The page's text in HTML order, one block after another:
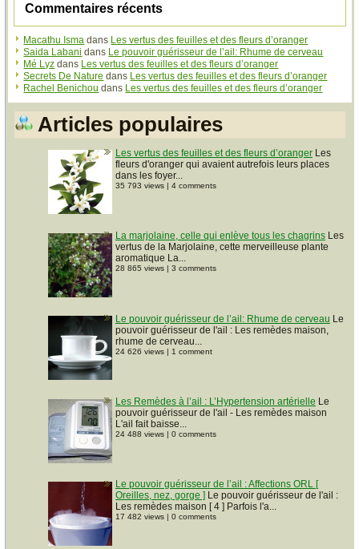
Commentaires récents
Macathu Isma dans Les vertus des feuilles et des fleurs d’oranger
Saida Labani dans Le pouvoir guérisseur de l’ail: Rhume de cerveau
Mé Lyz dans Les vertus des feuilles et des fleurs d’oranger
Secrets De Nature dans Les vertus des feuilles et des fleurs d’oranger
Rachel Benichou dans Les vertus des feuilles et des fleurs d’oranger
Articles populaires
Les vertus des feuilles et des fleurs d’oranger Les
fleurs d'oranger qui avaient autrefois leurs places
dans les foyer...
35 793 views| 4 comments
La marjolaine, celle qui enlève tous les chagrins Les
vertus de la Marjolaine, cette merveilleuse plante
aromatique La...
28 865 views| 3 comments
Le pouvoir guérisseur de l’ail: Rhume de cerveau Le
pouvoir guérisseur de l'ail : Les remèdes maison,
rhume de cerveau...
24 626 views| 1 comment
Les Remèdes à l’ail : L’Hypertension artérielle Le
pouvoir guérisseur de l'ail - Les remèdes maison
L'ail fait baisse...
24 488 views| 0 comments
Le pouvoir guérisseur de l’ail : Affections ORL [
Oreilles, nez, gorge ] Le pouvoir guérisseur de l'ail :
Les remèdes maison [ 4 ] Parfois l'a...
17 482 views| 0 comments